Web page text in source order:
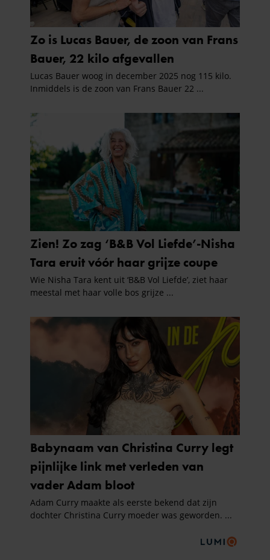
informatie die u aan ze heeft verstrekt of die ze hebben
verzameld op basis van uw gebruik van hun services. U
gaat akkoord met onze cookies als u onze website blijft
gebruiken.